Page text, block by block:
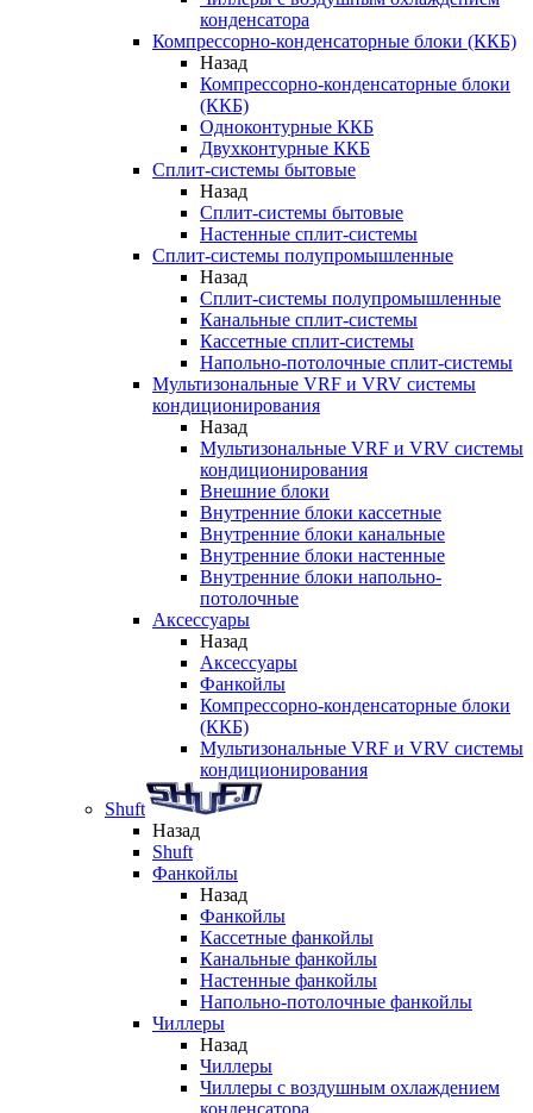
конденсатора
Компрессорно-конденсаторные блоки (ККБ)
Назад
Компрессорно-конденсаторные блоки
(ККБ)
Одноконтурные ККБ
Двухконтурные ККБ
Сплит-системы бытовые
Назад
Сплит-системы бытовые
Настенные сплит-системы
Сплит-системы полупромышленные
Назад
Сплит-системы полупромышленные
Канальные сплит-системы
Кассетные сплит-системы
Напольно-потолочные сплит-системы
Мультизональные VRF и VRV системы
кондиционирования
Назад
Мультизональные VRF и VRV системы
кондиционирования
Внешние блоки
Внутренние блоки кассетные
Внутренние блоки канальные
Внутренние блоки настенные
Внутренние блоки напольно-
потолочные
Аксессуары
Назад
Аксессуары
Фанкойлы
Компрессорно-конденсаторные блоки
(ККБ)
Мультизональные VRF и VRV системы
кондиционирования
Shuft
Назад
Shuft
Фанкойлы
Назад
Фанкойлы
Кассетные фанкойлы
Канальные фанкойлы
Настенные фанкойлы
Напольно-потолочные фанкойлы
Чиллеры
Назад
Чиллеры
Чиллеры с воздушным охлаждением
конденсатора